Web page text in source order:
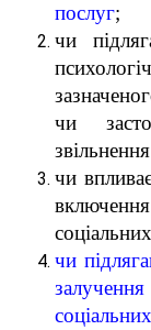
послуг;
чи
чи
чи
чи